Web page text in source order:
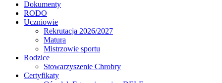
Dokumenty
RODO
Uczniowie
Rekrutacja 2026/2027
Matura
Mistrzowie sportu
Rodzice
Stowarzyszenie Chrobry
Certyfikaty